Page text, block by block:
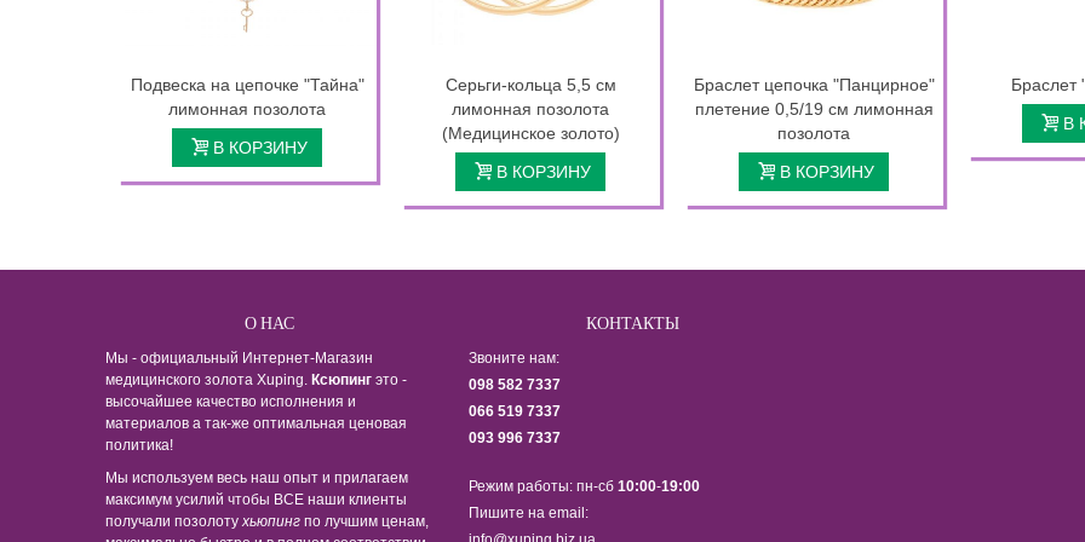
Подвеска на цепочке "Тайна"
лимонная позолота
В КОРЗИНУ
Серьги-кольца 5,5 см
лимонная позолота
(Медицинское золото)
В КОРЗИНУ
Браслет цепочка "Панцирное"
плетение 0,5/19 см лимонная
позолота
В КОРЗИНУ
Браслет
В
О НАС
Мы - официальный Интернет-Магазин
медицинского золота Xuping. Ксюпинг это -
высочайшее качество исполнения и
материалов а так-же оптимальная ценовая
политика!
Мы используем весь наш опыт и прилагаем
максимум усилий чтобы ВСЕ наши клиенты
получали позолотухьюпинг по лучшим ценам,
КОНТАКТЫ
Звоните нам:
098 582 7337
066 519 7337
093 996 7337
Режим работы: пн-сб 10:00-19:00
Пишите на email: